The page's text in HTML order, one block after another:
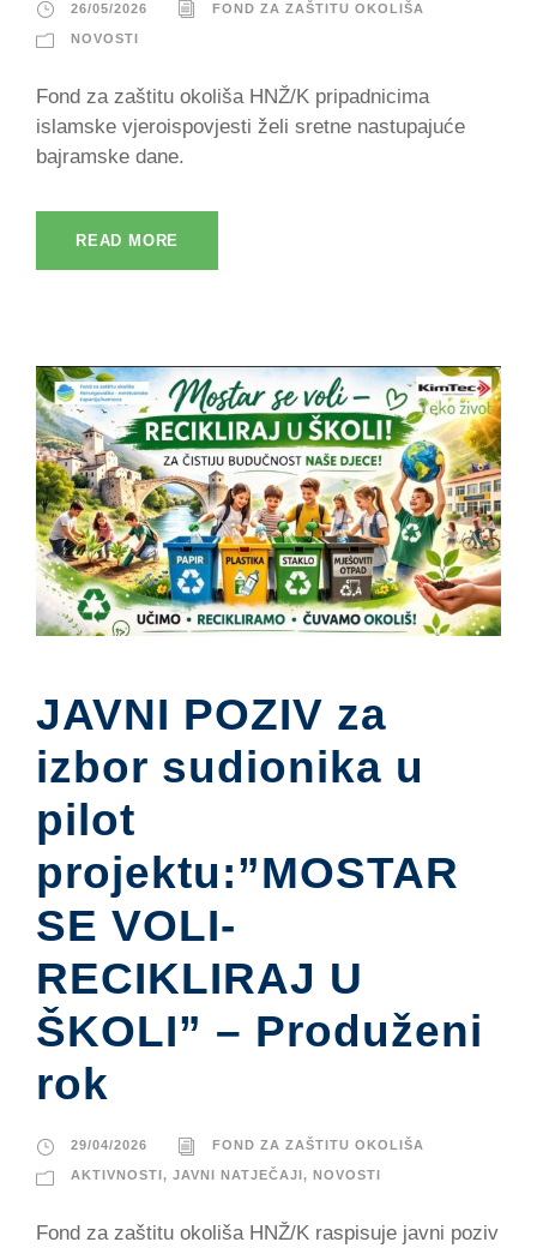
26/05/2026 FOND ZA ZAŠTITU OKOLIŠA
NOVOSTI
Fond za zaštitu okoliša HNŽ/K pripadnicima
islamske vjeroispovjesti želi sretne nastupajuće
bajramske dane.
READ MORE
JAVNI POZIV za
izbor sudionika u
pilot
projektu:”MOSTAR
SE VOLI-
RECIKLIRAJ U
ŠKOLI” – Produženi
rok
29/04/2026 FOND ZA ZAŠTITU OKOLIŠA
AKTIVNOSTI , JAVNI NATJEČAJI , NOVOSTI
Fond za zaštitu okoliša HNŽ/K raspisuje javni poziv